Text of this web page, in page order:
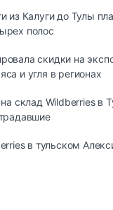
из Калуги до Тулы
полос
скидки на
и угля в регионах
склад Wildberries в
в тульском